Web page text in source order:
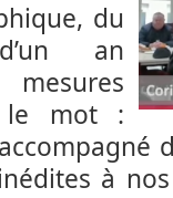
du
an
le mot :
à